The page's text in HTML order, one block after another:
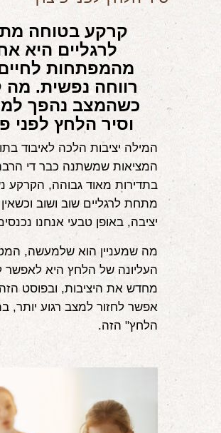
קשיים רגשיים,
קרקע בטוחה
לרגליים היא
מהמפתחות
רווחה נפשית. מה
כשהמצב נהפך
וסיר הלחץ לפני
המילה יציבות הלכה לאיבוד
המציאות שמשתנה כבר די
בתדירות מאוד גבוהה, הקרקע
מתחת לרגליים שוב ושוב
יציבה, באופן טבעי אנחנו
מה שמעניין הוא שלמעשה,
העליונה של הלחץ היא לאפשר
מחדש את היציבות, ובפוסט
אפשר לחזור למצב רגוע יותר,
הלחץ" הזה.